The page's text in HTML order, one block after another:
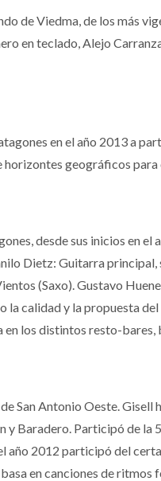
de Viedma, de los más
en teclado, Alejo
en el año 2013 a
horizontes geográficos
desde sus inicios en
Dietz: Guitarra
(Saxo). Gustavo
la calidad y la propuesta
los distintos resto-bares,
San Antonio Oeste.
y Baradero. Participó de
año 2012 participó del
en canciones de